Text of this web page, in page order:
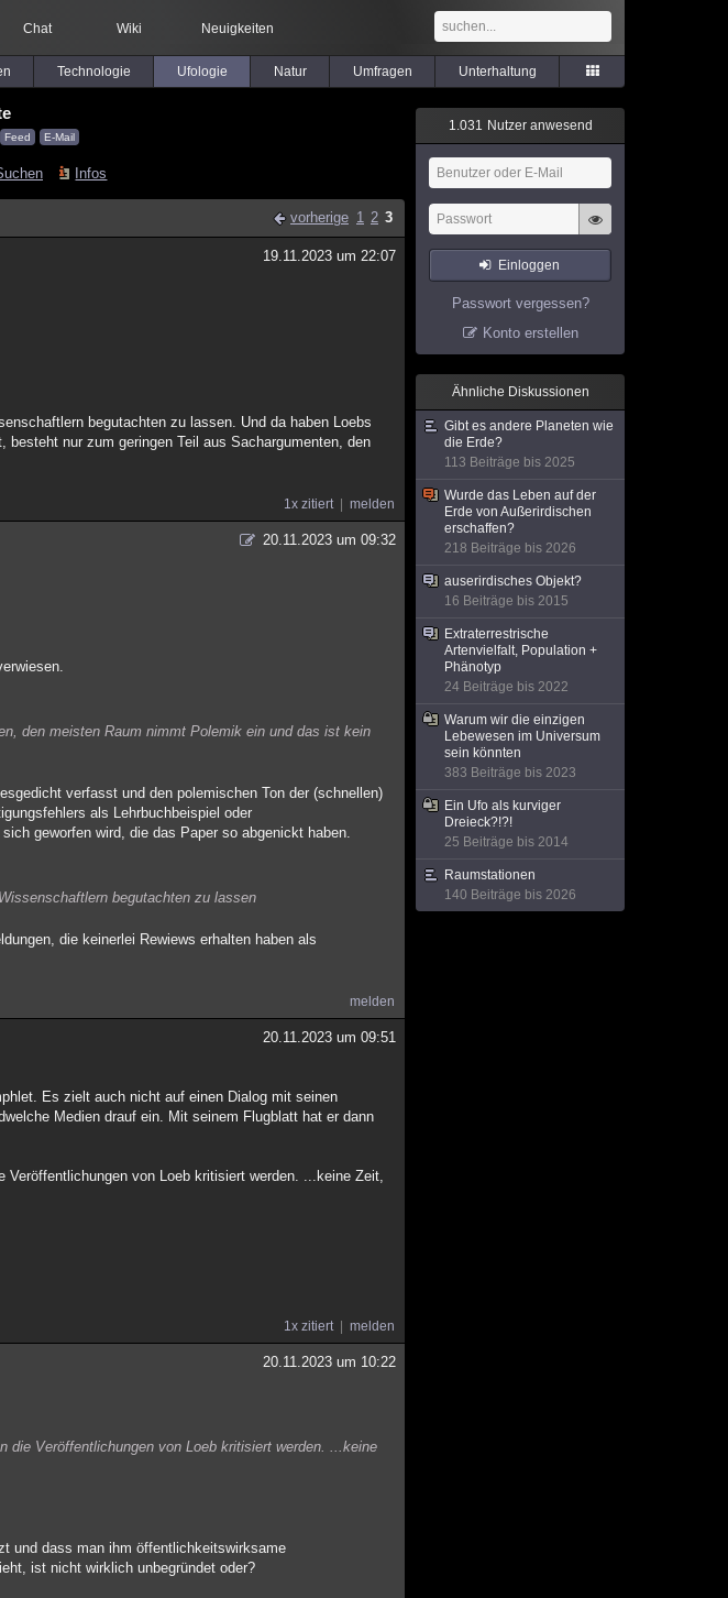
Chat Wiki Neuigkeiten
Technologie Ufologie Natur Umfragen Unterhaltung
Feed E-Mail
Infos
vorherige 1 2 3
19.11.2023 um 22:07
begutachten zu lassen. Und da haben Loebs
nur zum geringen Teil aus Sachargumenten, den
1x zitiert melden
20.11.2023 um 09:32
den meisten Raum nimmt Polemik ein und das ist kein
verfasst und den polemischen Ton der (schnellen)
als Lehrbuchbeispiel oder
geworfen wird, die das Paper so abgenickt haben.
begutachten zu lassen
die keinerlei Rewiews erhalten haben als
melden
20.11.2023 um 09:51
Es zielt auch nicht auf einen Dialog mit seinen
Medien drauf ein. Mit seinem Flugblatt hat er dann
von Loeb kritisiert werden. ...keine Zeit,
1x zitiert melden
20.11.2023 um 10:22
die Veröffentlichungen von Loeb kritisiert werden. ...keine
und dass man ihm öffentlichkeitswirksame
ist nicht wirklich unbegründet oder?
1.031 Nutzer anwesend
Einloggen
Passwort vergessen?
Konto erstellen
Ähnliche Diskussionen
Gibt es andere Planeten wie
die Erde?
113 Beiträge bis 2025
Wurde das Leben auf der
Erde von Außerirdischen
erschaffen?
218 Beiträge bis 2026
auserirdisches Objekt?
16 Beiträge bis 2015
Extraterrestrische
Artenvielfalt, Population +
Phänotyp
24 Beiträge bis 2022
Warum wir die einzigen
Lebewesen im Universum
sein könnten
383 Beiträge bis 2023
Ein Ufo als kurviger
Dreieck?!?!
25 Beiträge bis 2014
Raumstationen
140 Beiträge bis 2026